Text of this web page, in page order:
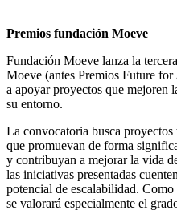
Premios fundación Moeve
Fundación Moeve lanza la
Moeve (antes Premios Future
a apoyar proyectos que mejoren
su entorno.
La convocatoria busca
que promuevan de forma
y contribuyan a mejorar la vida
las iniciativas presentadas
potencial de escalabilidad.
se valorará especialmente el